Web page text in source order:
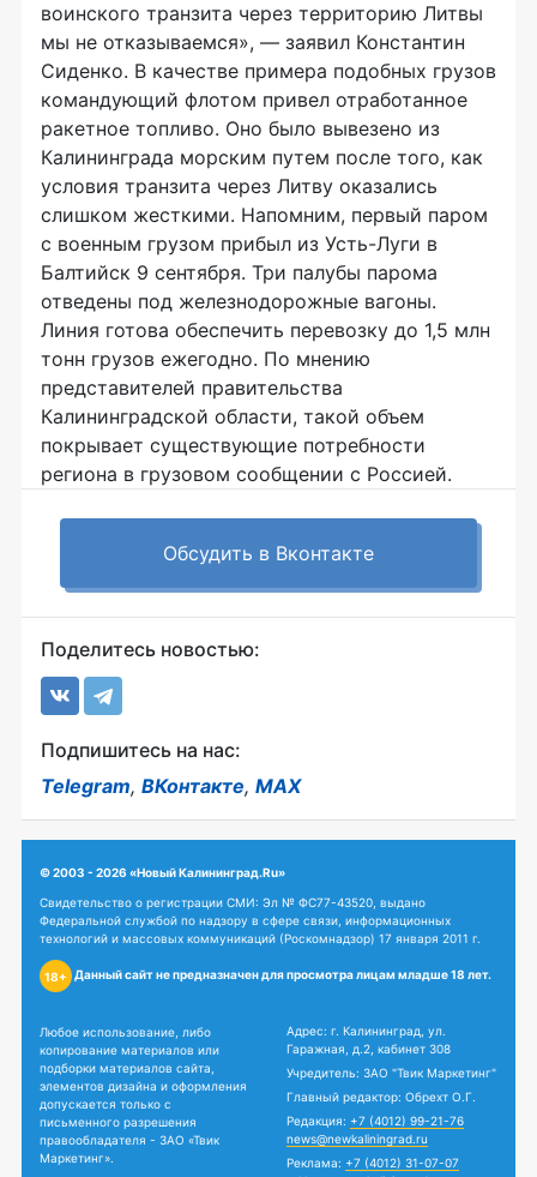
воинского транзита через территорию Литвы
мы не отказываемся», — заявил Константин
Сиденко. В качестве примера подобных грузов
командующий флотом привел отработанное
ракетное топливо. Оно было вывезено из
Калининграда морским путем после того, как
условия транзита через Литву оказались
слишком жесткими. Напомним, первый паром
с военным грузом прибыл из Усть-Луги в
Балтийск 9 сентября. Три палубы парома
отведены под железнодорожные вагоны.
Линия готова обеспечить перевозку до 1,5 млн
тонн грузов ежегодно. По мнению
представителей правительства
Калининградской области, такой объем
покрывает существующие потребности
региона в грузовом сообщении с Россией.
Обсудить в Вконтакте
Поделитесь новостью:
Подпишитесь на нас:
Telegram, ВКонтакте, MAX
© 2003 - 2026 «Новый Калининград.Ru»
Свидетельство о регистрации СМИ: Эл № ФС77-43520, выдано
Федеральной службой по надзору в сфере связи, информационных
технологий и массовых коммуникаций (Роскомнадзор) 17 января 2011 г.
18+ Данный сайт не предназначен для просмотра лицам младше 18 лет.
Любое использование, либо
копирование материалов или
подборки материалов сайта,
элементов дизайна и оформления
допускается только с
письменного разрешения
правообладателя - ЗАО «Твик
Маркетинг».
Адрес: г. Калининград, ул.
Гаражная, д.2, кабинет 308
Учредитель: ЗАО "Твик Маркетинг"
Главный редактор: Обрехт О.Г.
Редакция: +7 (4012) 99-21-76
news@newkaliningrad.ru
Реклама: +7 (4012) 31-07-07